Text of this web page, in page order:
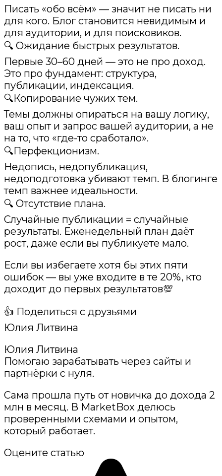
Писать «обо всём» — значит не писать ни
для кого. Блог становится невидимым и
для аудитории, и для поисковиков.
🔍 Ожидание быстрых результатов.
Первые 30–60 дней — это не про доход.
Это про фундамент: структура,
публикации, индексация.
🔍Копирование чужих тем.
Темы должны опираться на вашу логику,
ваш опыт и запрос вашей аудитории, а не
на то, что «где-то сработало».
🔍Перфекционизм.
Недопись, недопубликация,
недоподготовка убивают темп. В блогинге
темп важнее идеальности.
🔍 Отсутствие плана.
Случайные публикации = случайные
результаты. Еженедельный план даёт
рост, даже если вы публикуете мало.
Если вы избегаете хотя бы этих пяти
ошибок — вы уже входите в те 20%, кто
доходит до первых результатов💯
👍 Поделиться с друзьями
Юлия Литвина
Юлия Литвина
Помогаю зарабатывать через сайты и
партнёрки с нуля.
Сама прошла путь от новичка до дохода 2
млн в месяц. В MarketBox делюсь
проверенными схемами и опытом,
который работает.
Оцените статью